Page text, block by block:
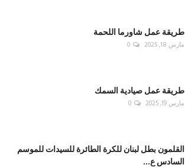
طريقة عمل شاورما اللحمة
مارس 18, 2025 0
طريقة عمل صيادية السمك
مارس 19, 2025 0
القلمون بطل لبنان للكرة الطائرة للسيدات للموسم
السادس ع...